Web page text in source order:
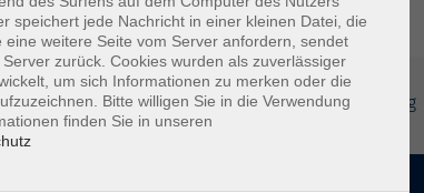
AGB / Widerruf Impressum Datenschutzerklärung
speichert jede Nachricht in einer kleinen Datei, die
weitere Seite vom Server anfordern, sendet
zurück. Cookies wurden als zuverlässiger
um sich Informationen zu merken oder die
Bitte willigen Sie in die Verwendung
finden Sie in unseren